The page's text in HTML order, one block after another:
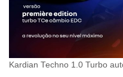
Kardian Techno 1.0 Turbo